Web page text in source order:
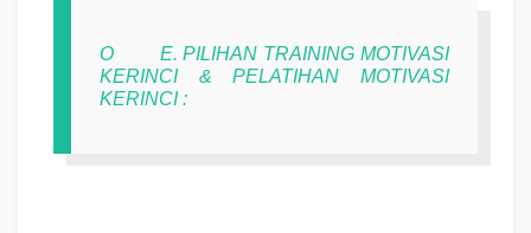
O
E. PILIHAN TRAINING MOTIVASI
KERINCI & PELATIHAN MOTIVASI
KERINCI :